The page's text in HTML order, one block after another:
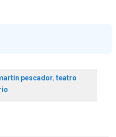
pescador, teatro